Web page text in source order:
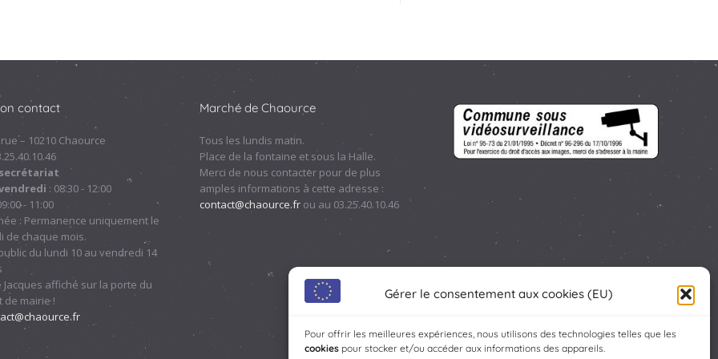
Gérer le consentement aux cookies (EU)
Pour offrir les meilleures expériences, nous utilisons des technologies telles que les
cookies pour stocker et/ou accéder aux informations des appareils.
contact
– 10210 Chaource
: 08:30 - 12:00
- 11:00
: Permanence uniquement le
de chaque mois.
du lundi 10 au vendredi 14
Jacques affiché sur la porte du
de mairie !
Marché de Chaource
Tous les lundis matin.
Place de la fontaine et sous la Halle.
Merci de nous contacter pour de plus
amples informations à cette adresse :
contact@chaource.fr ou au 03.25.40.10.46